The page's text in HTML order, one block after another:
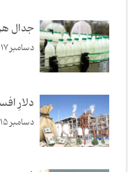
جدال
دسامبر 17, 2025
دلارِ
دسامبر 15, 2025